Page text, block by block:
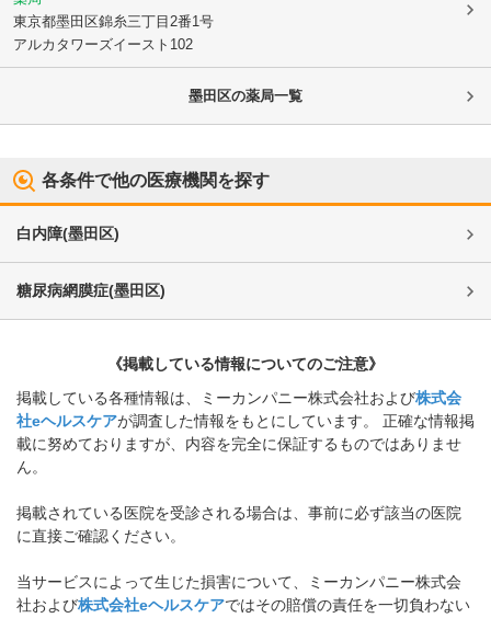
東京都墨田区錦糸三丁目2番1号
アルカタワーズイースト102
墨田区の薬局一覧
各条件で他の医療機関を探す
白内障(墨田区)
糖尿病網膜症(墨田区)
《掲載している情報についてのご注意》
掲載している各種情報は、ミーカンパニー株式会社および株式会
社eヘルスケアが調査した情報をもとにしています。 正確な情報掲
載に努めておりますが、内容を完全に保証するものではありませ
ん。
掲載されている医院を受診される場合は、事前に必ず該当の医院
に直接ご確認ください。
当サービスによって生じた損害について、ミーカンパニー株式会
社および株式会社eヘルスケアではその賠償の責任を一切負わない